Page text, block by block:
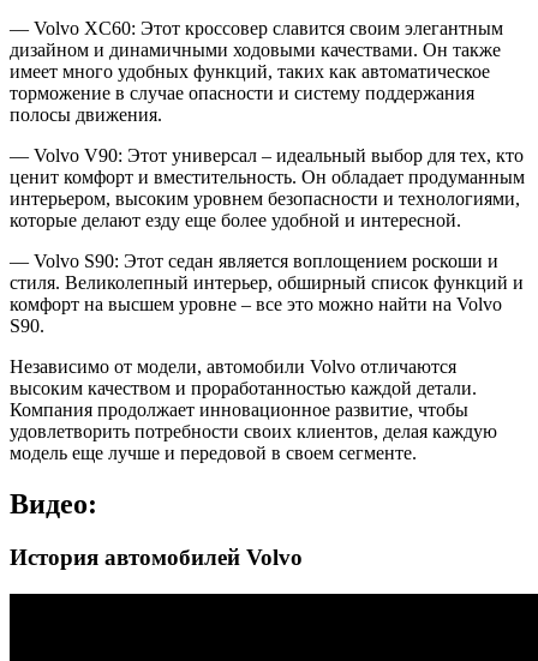
— Volvo XC60: Этот кроссовер славится своим элегантным
дизайном и динамичными ходовыми качествами. Он также
имеет много удобных функций, таких как автоматическое
торможение в случае опасности и систему поддержания
полосы движения.
— Volvo V90: Этот универсал – идеальный выбор для тех, кто
ценит комфорт и вместительность. Он обладает продуманным
интерьером, высоким уровнем безопасности и технологиями,
которые делают езду еще более удобной и интересной.
— Volvo S90: Этот седан является воплощением роскоши и
стиля. Великолепный интерьер, обширный список функций и
комфорт на высшем уровне – все это можно найти на Volvo
S90.
Независимо от модели, автомобили Volvo отличаются
высоким качеством и проработанностью каждой детали.
Компания продолжает инновационное развитие, чтобы
удовлетворить потребности своих клиентов, делая каждую
модель еще лучше и передовой в своем сегменте.
Видео:
История автомобилей Volvo